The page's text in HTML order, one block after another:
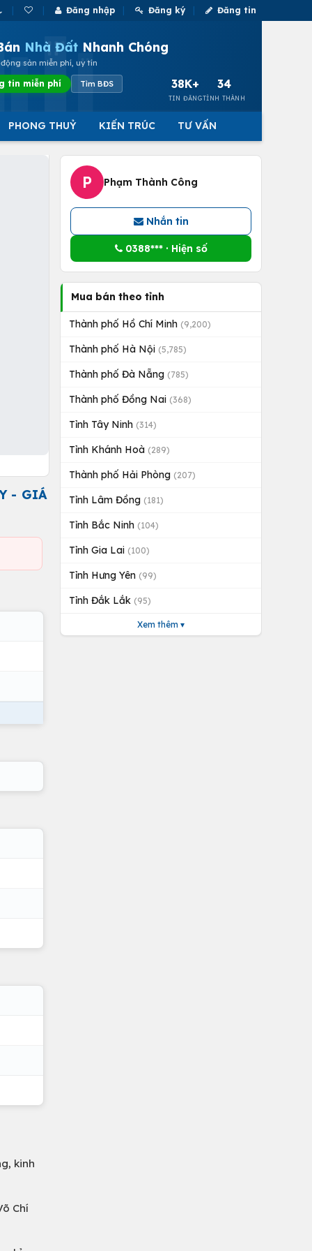
Đăng nhập Đăng ký Đăng tin
Nhà Đất Nhanh Chóng
sản miễn phí, uy tín
tin miễn phí Tìm BĐS 38K+
TIN ĐĂNG
34
TỈNH THÀNH
PHONG THUỶ KIẾN TRÚC TƯ VẤN
- GIÁ
kinh
Chí
P Phạm Thành Công
Nhắn tin
0388*** · Hiện số
Mua bán theo tỉnh
Thành phố Hồ Chí Minh (9,200)
Thành phố Hà Nội (5,785)
Thành phố Đà Nẵng (785)
Thành phố Đồng Nai (368)
Tỉnh Tây Ninh (314)
Tỉnh Khánh Hoà (289)
Thành phố Hải Phòng (207)
Tỉnh Lâm Đồng (181)
Tỉnh Bắc Ninh (104)
Tỉnh Gia Lai (100)
Tỉnh Hưng Yên (99)
Tỉnh Đắk Lắk (95)
Xem thêm ▾